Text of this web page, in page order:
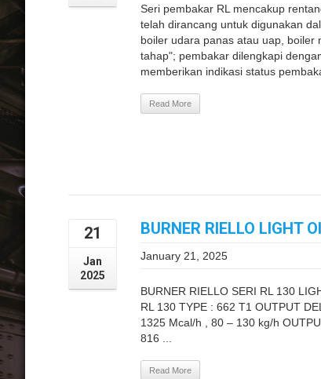
Seri pembakar RL mencakup
telah dirancang untuk digunakan
boiler udara panas atau uap, boiler
tahap"; pembakar dilengkapi
memberikan indikasi status
Read More
21
Jan
2025
BURNER RIELLO LIGHT
January 21, 2025
BURNER RIELLO SERI RL 130
RL 130 TYPE : 662 T1 OUTPUT
1325 Mcal/h , 80 – 130 kg/h
816 ...
Read More